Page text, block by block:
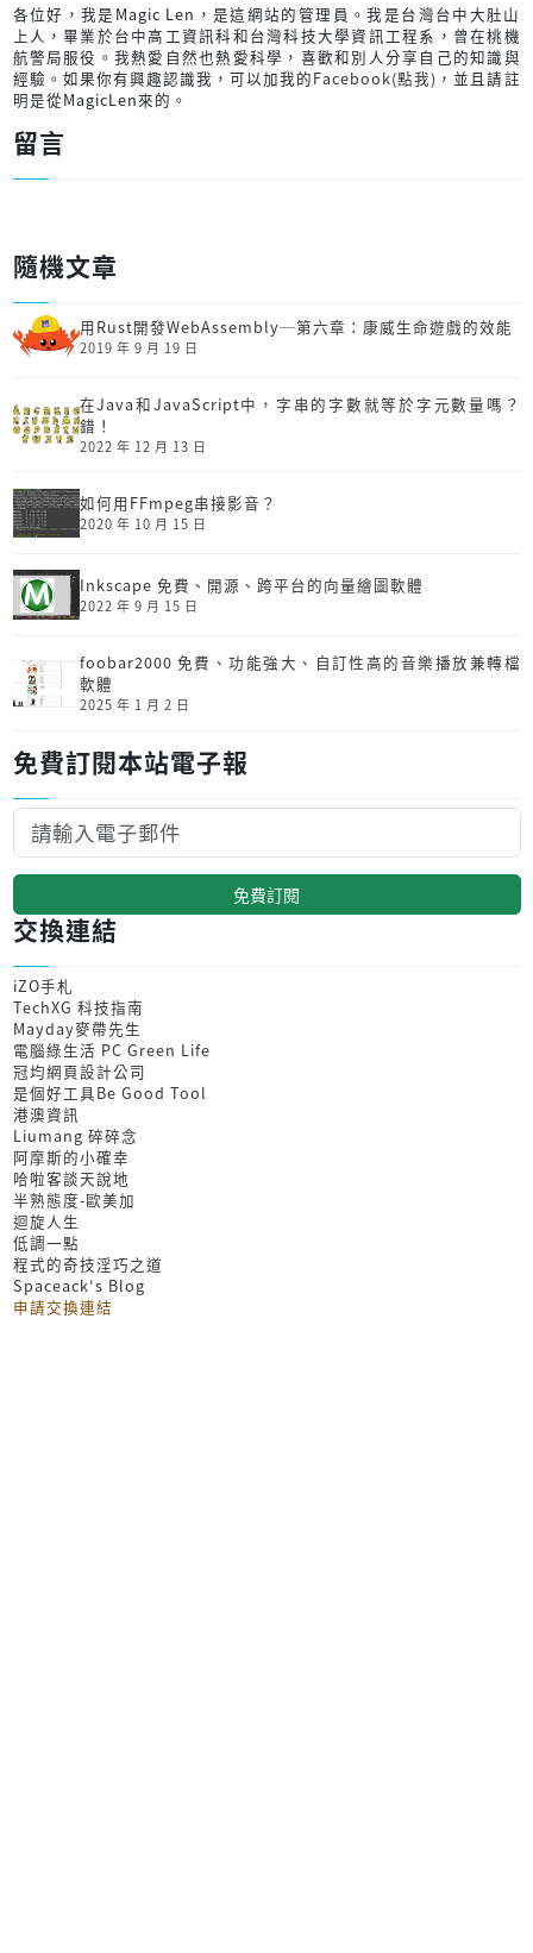
各位好，我是Magic Len，是這網站的管理員。我是台灣台中大肚山
上人，畢業於台中高工資訊科和台灣科技大學資訊工程系，曾在桃機
航警局服役。我熱愛自然也熱愛科學，喜歡和別人分享自己的知識與
經驗。如果你有興趣認識我，可以加我的Facebook(點我) ，並且請註
明是從MagicLen來的。
留言
隨機文章
用Rust開發Web­Assembly─第六章：康威生命遊戲的效能
2019 年 9 月 19 日
在Java和JavaScript中，字串的字數就等於字元數量嗎？
錯！
2022 年 12 月 13 日
如何用FFmpeg串接影音？
2020 年 10 月 15 日
Inkscape 免費、開源、跨平台的向量繪圖軟體
2022 年 9 月 15 日
foobar2000 免費、功能強大、自訂性高的音樂播放兼轉檔
軟體
2025 年 1 月 2 日
免費訂閱本站電子報
免費訂閱
交換連結
iZO手札
TechXG 科技指南
Mayday麥帶先生
電腦綠生活 PC Green Life
冠均網頁設計公司
是個好工具Be Good Tool
港澳資訊
Liumang 碎碎念
阿摩斯的小確幸
哈啦客談天說地
半熟態度-歐美加
迴旋人生
低調一點
程式的奇技淫巧之道
Spaceack's Blog
申請交換連結